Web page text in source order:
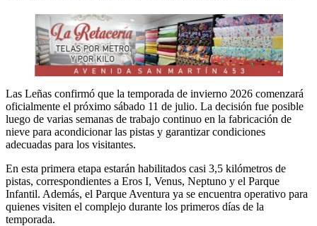
Las Leñas confirmó que la temporada de invierno 2026 comenzará
oficialmente el próximo sábado 11 de julio. La decisión fue posible
luego de varias semanas de trabajo continuo en la fabricación de
nieve para acondicionar las pistas y garantizar condiciones
adecuadas para los visitantes.
En esta primera etapa estarán habilitados casi 3,5 kilómetros de
pistas, correspondientes a Eros I, Venus, Neptuno y el Parque
Infantil. Además, el Parque Aventura ya se encuentra operativo para
quienes visiten el complejo durante los primeros días de la
temporada.